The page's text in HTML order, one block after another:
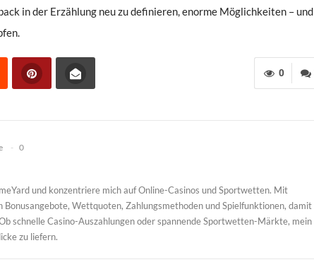
in der Erzählung neu zu definieren, enorme Möglichkeiten – und
0
0
und konzentriere mich auf Online-Casinos und Sportwetten. Mit
Bonusangebote, Wettquoten, Zahlungsmethoden und Spielfunktionen, damit
schnelle Casino-Auszahlungen oder spannende Sportwetten-Märkte, mein
zu liefern.